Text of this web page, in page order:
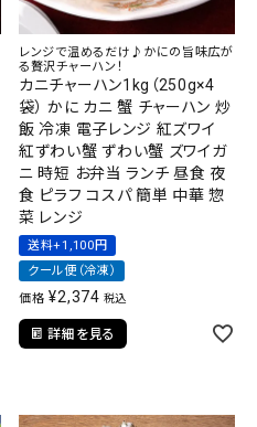
レンジで温めるだけ♪かにの旨味広が
る贅沢チャーハン！
カニチャーハン1kg（250g×4
袋） かに カニ 蟹 チャーハン 炒
飯 冷凍 電子レンジ 紅ズワイ
紅ずわい蟹 ずわい蟹 ズワイガ
ニ 時短 お弁当 ランチ 昼食 夜
食 ピラフ コスパ 簡単 中華 惣
菜 レンジ
送料+1,100円
クール便（冷凍）
価格 ¥2,374 税込
詳細を見る